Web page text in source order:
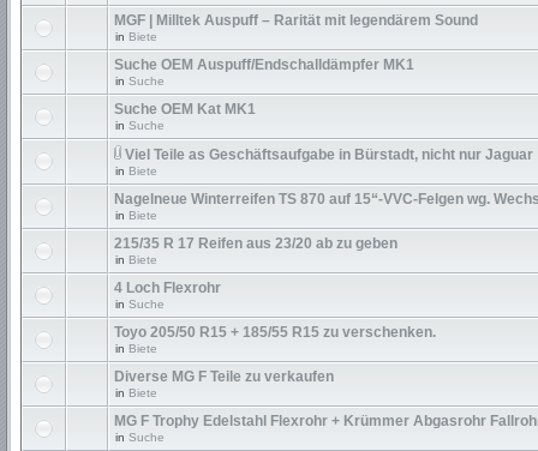
MGF | Milltek Auspuff – Rarität mit legendärem Sound
in Biete
Suche OEM Auspuff/Endschalldämpfer MK1
in Suche
Suche OEM Kat MK1
in Suche
Viel Teile as Geschäftsaufgabe in Bürstadt, nicht nur Jaguar
in Biete
Nagelneue Winterreifen TS 870 auf 15“-VVC-Felgen wg.
in Biete
215/35 R 17 Reifen aus 23/20 ab zu geben
in Biete
4 Loch Flexrohr
in Suche
Toyo 205/50 R15 + 185/55 R15 zu verschenken.
in Biete
Diverse MG F Teile zu verkaufen
in Biete
MG F Trophy Edelstahl Flexrohr + Krümmer Abgasrohr
in Suche